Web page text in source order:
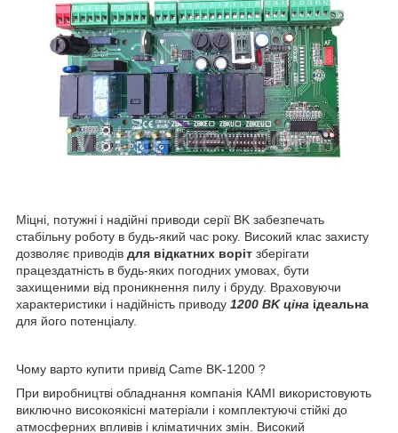
Міцні, потужні і надійні приводи серії BK забезпечать
стабільну роботу в будь-який час року. Високий клас захисту
дозволяє приводів для відкатних воріт зберігати
працездатність в будь-яких погодних умовах, бути
захищеними від проникнення пилу і бруду. Враховуючи
характеристики і надійність приводу 1200 BK ціна ідеальна
для його потенціалу.
Чому варто купити привід Came BK-1200 ?
При виробництві обладнання компанія КАМІ використовують
виключно високоякісні матеріали і комплектуючі стійкі до
атмосферних впливів і кліматичних змін. Високий